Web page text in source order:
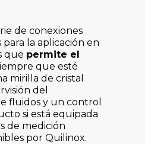
de conexiones
la aplicación en
que permite el
que esté
mirilla de cristal
del
fluidos y un control
si está equipada
de medición
por Quilinox.